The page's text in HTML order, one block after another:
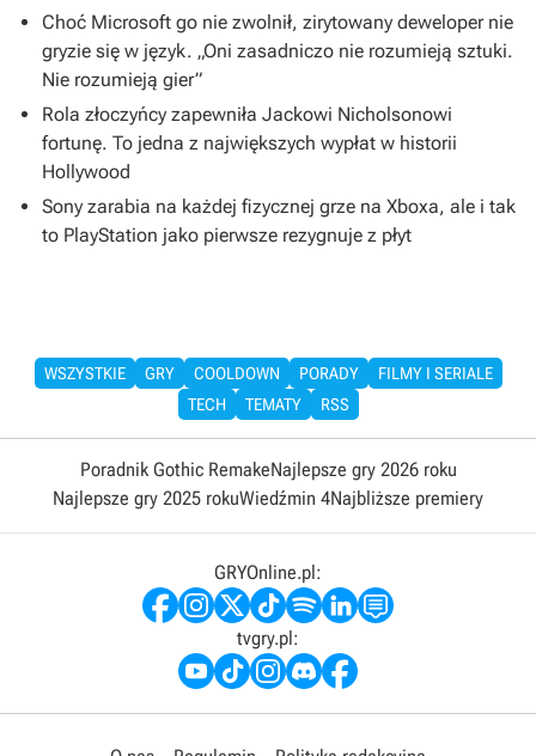
Choć Microsoft go nie zwolnił, zirytowany deweloper nie
gryzie się w język. „Oni zasadniczo nie rozumieją sztuki.
Nie rozumieją gier”
Rola złoczyńcy zapewniła Jackowi Nicholsonowi
fortunę. To jedna z największych wypłat w historii
Hollywood
Sony zarabia na każdej fizycznej grze na Xboxa, ale i tak
to PlayStation jako pierwsze rezygnuje z płyt
WSZYSTKIE GRY COOLDOWN PORADY
FILMY I SERIALE
TECH
TEMATY RSS
Poradnik Gothic RemakeNajlepsze gry 2026 roku
Najlepsze gry 2025 rokuWiedźmin 4Najbliższe premiery
GRYOnline.pl:
tvgry.pl: